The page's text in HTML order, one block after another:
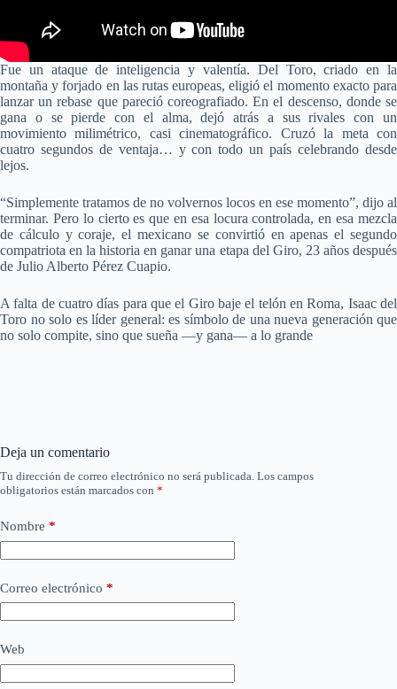
Fue un ataque de inteligencia y valentía. Del Toro, criado en la
montaña y forjado en las rutas europeas, eligió el momento exacto para
lanzar un rebase que pareció coreografiado. En el descenso, donde se
gana o se pierde con el alma, dejó atrás a sus rivales con un
movimiento milimétrico, casi cinematográfico. Cruzó la meta con
cuatro segundos de ventaja… y con todo un país celebrando desde
lejos.
“Simplemente tratamos de no volvernos locos en ese momento”, dijo al
terminar. Pero lo cierto es que en esa locura controlada, en esa mezcla
de cálculo y coraje, el mexicano se convirtió en apenas el segundo
compatriota en la historia en ganar una etapa del Giro, 23 años después
de Julio Alberto Pérez Cuapio.
A falta de cuatro días para que el Giro baje el telón en Roma, Isaac del
Toro no solo es líder general: es símbolo de una nueva generación que
no solo compite, sino que sueña —y gana— a lo grande
Deja un comentario
Tu dirección de correo electrónico no será publicada. Los campos
obligatorios están marcados con *
Nombre *
Correo electrónico *
Web